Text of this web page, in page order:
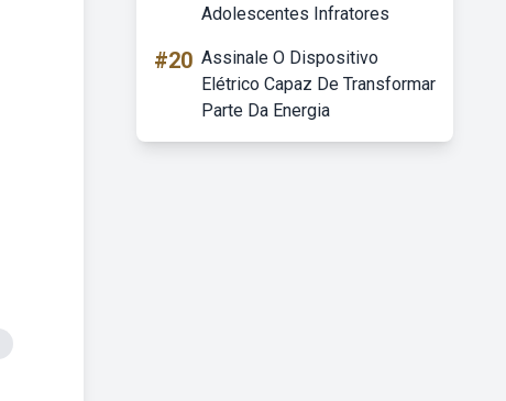
Adolescentes Infratores
#20 Assinale O Dispositivo
Elétrico Capaz De Transformar
Parte Da Energia